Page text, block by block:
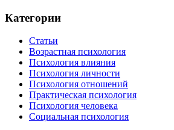
Категории
Статьи
Возрастная психология
Психология влияния
Психология личности
Психология отношений
Практическая психология
Психология человека
Социальная психология